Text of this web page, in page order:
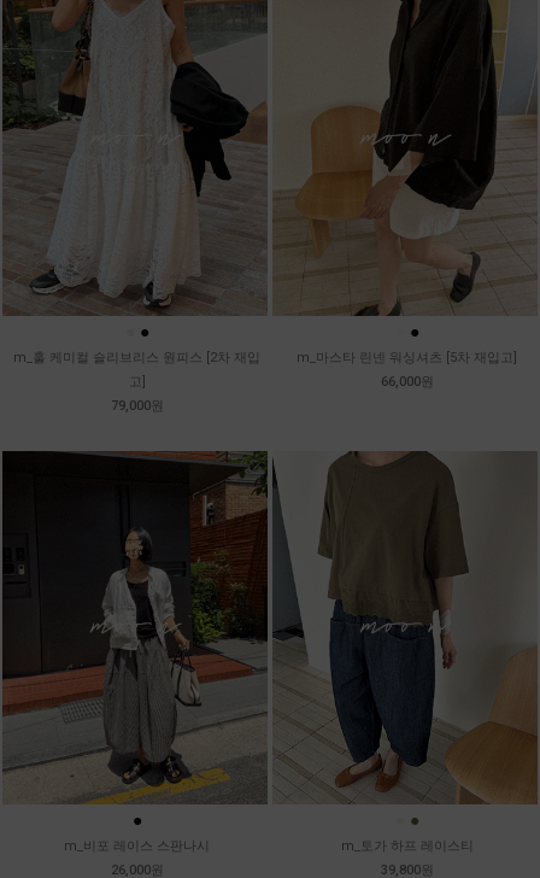
●
m_훌 케미컬 슬리브리스 원피스 [2차 재입
고]
79,000원
●
m_마스타 린넨 워싱셔츠 [5차 재입고]
66,000원
●
m_비포 레이스 스판나시
26,000원
●
m_토가 하프 레이스티
39,800원